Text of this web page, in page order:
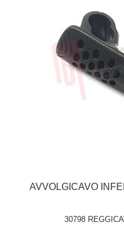
AVVOLGICAVO
30798